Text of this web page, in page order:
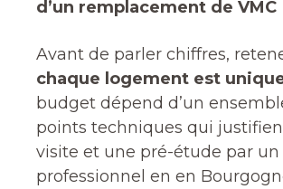
d’un remplacement de VMC
Avant de parler chiffres,
chaque logement est
budget dépend d’un
points techniques qui
visite et une pré-étude par un
professionnel en en